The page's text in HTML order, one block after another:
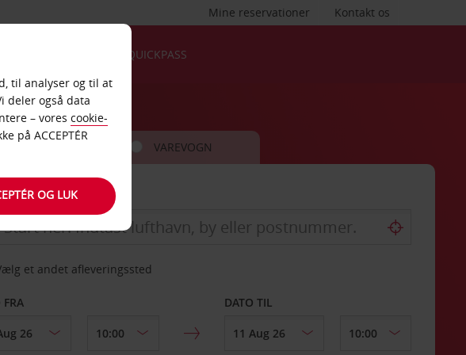
Kontakt os
Mine reservationer
QUICKPASS
BIL VAREVOGN
FRA
et andet afleveringssted
FRA DATO TIL
til analyser og til at
deler også data
– vores cookie-
på ACCEPTÉR
OG LUK